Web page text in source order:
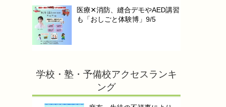
医療✕消防、縫合デモやAED講習
も「おしごと体験博」9/5
学校・塾・予備校アクセスランキ
ング